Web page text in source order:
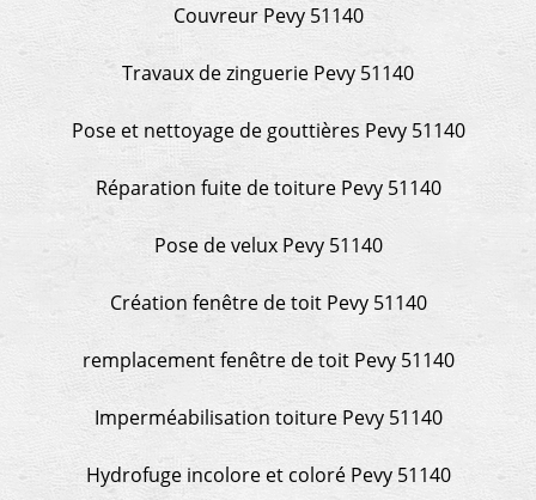
Couvreur Pevy 51140
Travaux de zinguerie Pevy 51140
Pose et nettoyage de gouttières Pevy 51140
Réparation fuite de toiture Pevy 51140
Pose de velux Pevy 51140
Création fenêtre de toit Pevy 51140
remplacement fenêtre de toit Pevy 51140
Imperméabilisation toiture Pevy 51140
Hydrofuge incolore et coloré Pevy 51140